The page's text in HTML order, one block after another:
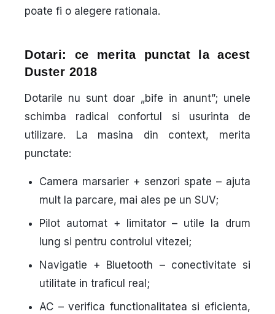
poate fi o alegere rationala.
Dotari: ce merita punctat la acest
Duster 2018
Dotarile nu sunt doar „bife in anunt”; unele
schimba radical confortul si usurinta de
utilizare. La masina din context, merita
punctate:
Camera marsarier + senzori spate – ajuta
mult la parcare, mai ales pe un SUV;
Pilot automat + limitator– utile la drum
lung si pentru controlul vitezei;
Navigatie + Bluetooth – conectivitate si
utilitate in traficul real;
AC – verifica functionalitatea si eficienta,